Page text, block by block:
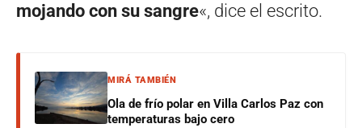
mojando con su sangre«, dice el escrito.
MIRÁ TAMBIÉN
Ola de frío polar en Villa Carlos Paz con
temperaturas bajo cero